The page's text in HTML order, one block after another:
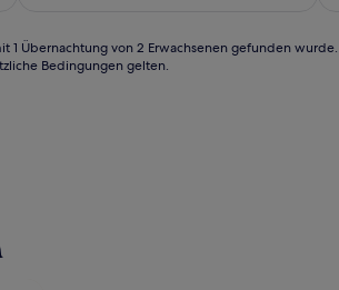
Übernachtung von 2 Erwachsenen gefunden
Bedingungen gelten.